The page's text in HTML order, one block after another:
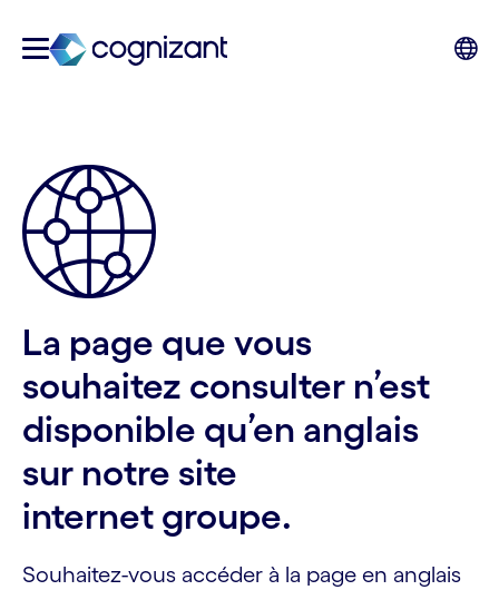
La page que vous
souhaitez consulter n’est
disponible qu’en anglais
sur notre site
internet groupe.
Souhaitez-vous accéder à la page en anglais